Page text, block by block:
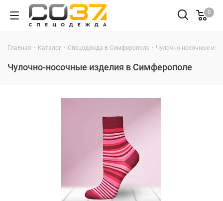
0
Главная - Каталог - Спецодежда в Симферополе - Чулочно-носочные
Чулочно-носочные изделия в Симферополе